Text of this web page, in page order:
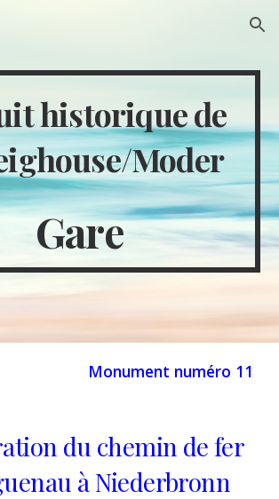
Skip to navigation
historique de
Moder
Gare
Monument numéro 11
du chemin de fer
à Niederbronn